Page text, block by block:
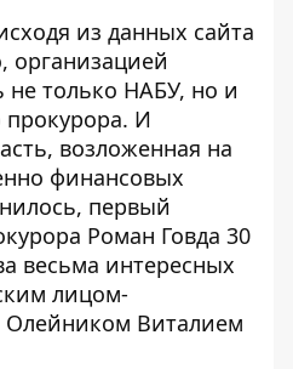
из данных сайта
, организацией
только НАБУ, но и
прокурора. И
возложенная на
финансовых
первый
Роман Говда 30
весьма интересных
лицом-
Виталием